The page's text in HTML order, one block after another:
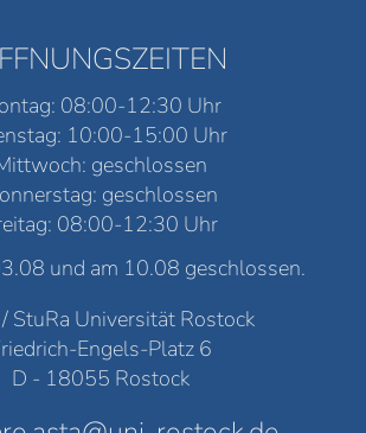
08:00-12:30 Uhr
10:00-15:00 Uhr
geschlossen
geschlossen
08:00-12:30 Uhr
und am 10.08 geschlossen.
StuRa Universität Rostock
Engels-Platz 6
D - 18055 Rostock